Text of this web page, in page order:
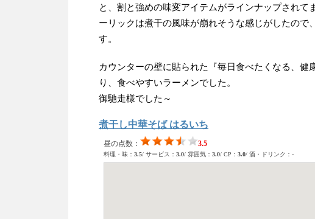
と、割と強めの味変アイテムがラインナップされ
ーリックは煮干の風味が崩れそうな感じがしたので
す。
カウンターの壁に貼られた『毎日食べたくなる、
り、食べやすいラーメンでした。
御馳走様でした～
煮干し中華そば はるいち